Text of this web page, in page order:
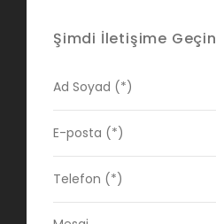
Şimdi İletişime Geçin